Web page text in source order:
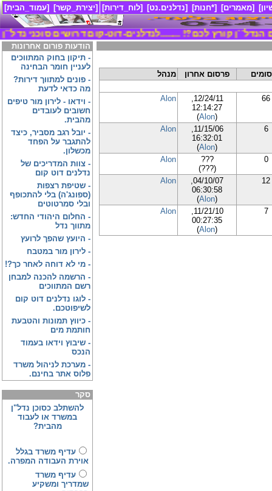
[עמוד_הבית] [יצירת_קשר] [לוח_דירות] [נדלנים.נט] [*חנות] [מאמרים]
הנדל``ן קורץ לכם?! ........לנדלנים-דוט-קום דרושים סוכני נדל``ן
פרסום אחרון מנהל
66
12/24/11,
12:14:27
(
Alon
)
Alon
6
11/15/06,
16:32:01
(
Alon
)
Alon
0
???
(???)
Alon
12
04/10/07,
06:30:58
(
Alon
)
Alon
7
11/21/10,
00:27:35
(
Alon
)
Alon
הודעות פורום אחרונות
- תיקון בחוק המתווכים
לעניין חומר הבחינה
- פונים למתווך דירות?
מה כדאי לדעת
- וידאו - לירון מור טיפים
חשובים לעובדים
מהבית.
- יובל רגב מסביר, כיצד
להתגבר על הפחד
מכשלון.
- צוות המדריכים של
נדלנים דוט קום
- שטיפת רצפות
(ספונג'ה) בלי להתכופף
ובלי סמרטוטים
- החלום היהודי החדש:
מתווך נדל
- היועץ שהפך לרועץ
- לירון מור במטבח
- מי לא דוחה לאחר כך?!
- הרשמה להכנה למבחן
רשם המתווכים
- לוגו נדלנים דוט קום
לשיפוטכם.
- כיווץ תמונות והטבעת
חותמת מים
- שיבוץ וידאו בעמוד
הנכס
- מערכת לניהול משרד
פלוס אתר בחינם.
סקר
להשתלב כסוכן נדל"ן
במשרד או לעבוד
מהבית?
עדיף משרד בגלל
אוירת העבודה המפרה.
עדיף משרד
שמדריך ומשקיע